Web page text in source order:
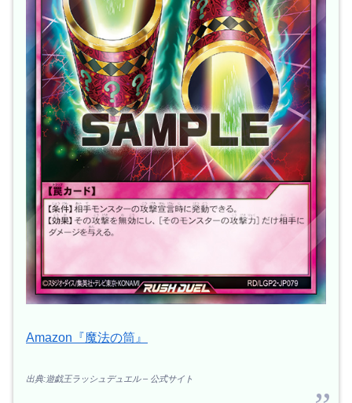
Amazon『魔法の筒』
出典:遊戯王ラッシュデュエル – 公式サイト